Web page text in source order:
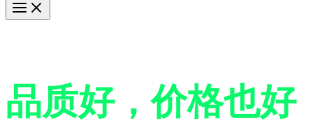
品质好，价格也好